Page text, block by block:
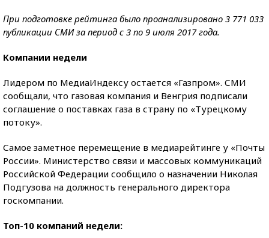
При подготовке рейтинга было проанализировано 3 771 033
публикации СМИ за период с 3 по 9 июля 2017 года.
Компании недели
Лидером по МедиаИндексу остается «Газпром». СМИ
сообщали, что газовая компания и Венгрия подписали
соглашение о поставках газа в страну по «Турецкому
потоку».
Самое заметное перемещение в медиарейтинге у «Почты
России». Министерство связи и массовых коммуникаций
Российской Федерации сообщило о назначении Николая
Подгузова на должность генерального директора
госкомпании.
Топ-10 компаний недели: